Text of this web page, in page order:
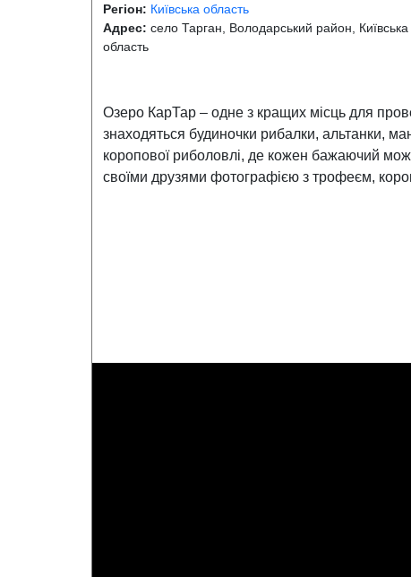
Регіон: Київська область
Адрес: cело Тарган, Володарський район, Київська
область
Озеро КарТар – одне з кращих місць для
знаходяться будиночки рибалки, альтанки,
коропової риболовлі, де кожен бажаючий
своїми друзями фотографією з трофеєм,